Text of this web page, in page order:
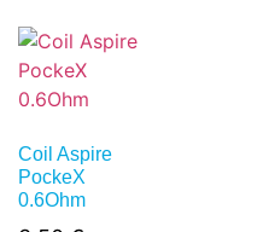
Coil Aspire
PockeX
0.6Ohm